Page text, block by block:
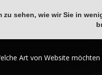
zu sehen, wie wir Sie in